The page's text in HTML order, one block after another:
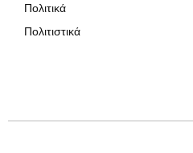
Πολιτικά
Πολιτιστικά